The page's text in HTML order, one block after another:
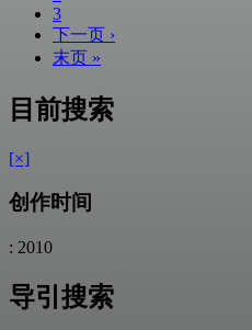
3
下一页 ›
末页 »
目前搜索
[×]
创作时间
: 2010
导引搜索